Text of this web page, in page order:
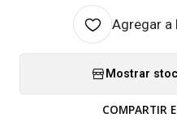
Agregar a
Mostrar
COMPARTIR